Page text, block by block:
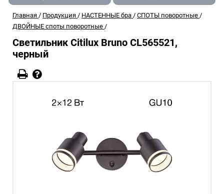
Главная / Продукция / НАСТЕННЫЕ бра / СПОТЫ поворотные /
ДВОЙНЫЕ споты поворотные /
Светильник Citilux Bruno CL565521,
черный